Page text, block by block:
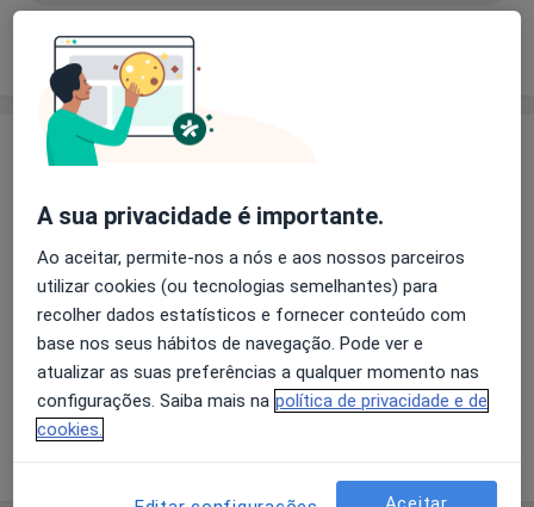
Experiência
Experiência
Biomédicas Abel Salazar
Mestrado Integrado em Perturbação de Luto
Prolongado
Assistente Hospitalar de Psiquiatria
Pós graduada em Terapias Cognitivo-
comportamentais e de terceira geração
Áreas de especialização:
- Perturbações depressivas e de ansiedade
álcool ou outras)
maisSobre mim
A sua privacidade é importante.
Ao aceitar, permite-nos a nós e aos nossos parceiros
utilizar cookies (ou tecnologias semelhantes) para
recolher dados estatísticos e fornecer conteúdo com
base nos seus hábitos de navegação. Pode ver e
atualizar as suas preferências a qualquer momento nas
configurações. Saiba mais na política de privacidade e de
cookies.